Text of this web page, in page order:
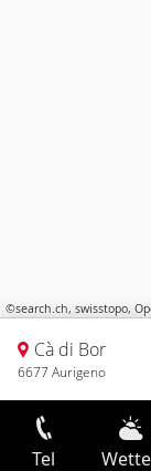
©search.ch, swisstopo,
Cà di Bor
6677 Aurigeno
Tel